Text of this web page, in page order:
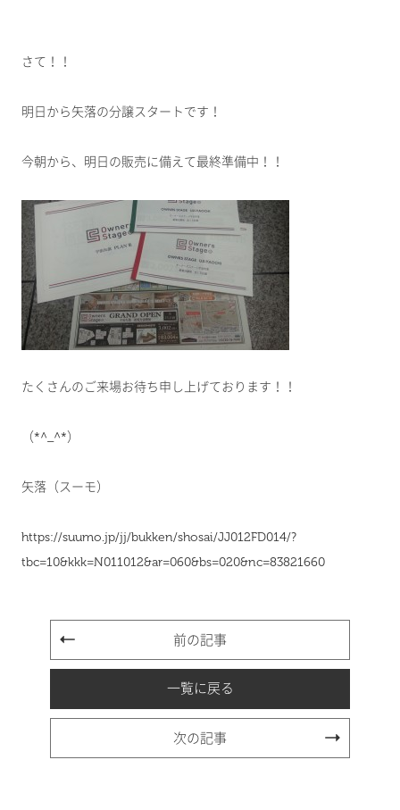
さて！！
明日から矢落の分譲スタートです！
今朝から、明日の販売に備えて最終準備中！！
たくさんのご来場お待ち申し上げております！！
（*^_^*）
矢落（スーモ）
https://suumo.jp/jj/bukken/shosai/JJ012FD014/?
tbc=10&kkk=N011012&ar=060&bs=020&nc=83821660
前の記事
一覧に戻る
次の記事